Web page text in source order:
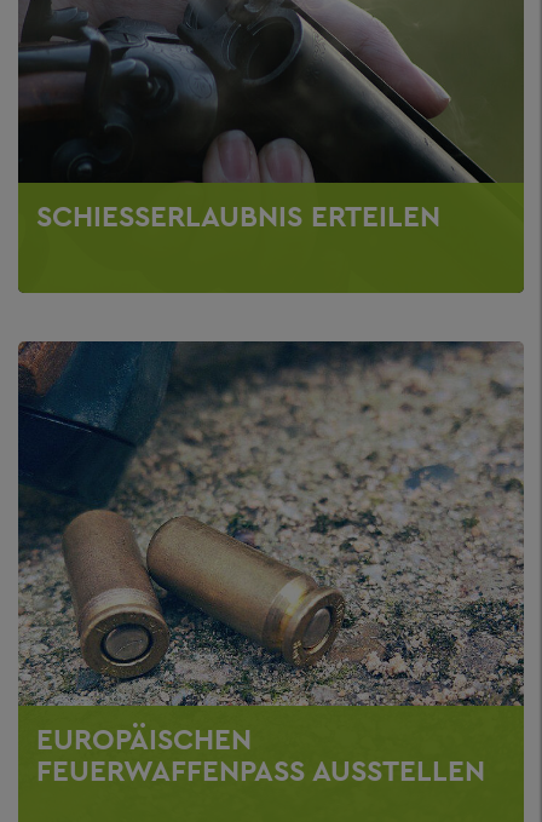
SCHIESSERLAUBNIS ERTEILEN
EUROPÄISCHEN
FEUERWAFFENPASS AUSSTELLEN